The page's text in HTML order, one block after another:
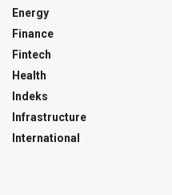
Energy
Finance
Fintech
Health
Indeks
Infrastructure
International